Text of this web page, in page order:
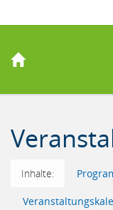
Inhalte: